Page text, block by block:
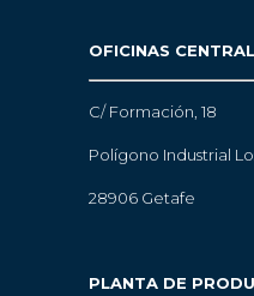
OFICINAS
C/ Formación, 18
Polígono Industrial
28906 Getafe
PLANTA DE